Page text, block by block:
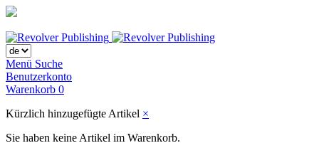
Menü Suche
Benutzerkonto
Warenkorb 0
Kürzlich hinzugefügte Artikel ×
Sie haben keine Artikel im Warenkorb.